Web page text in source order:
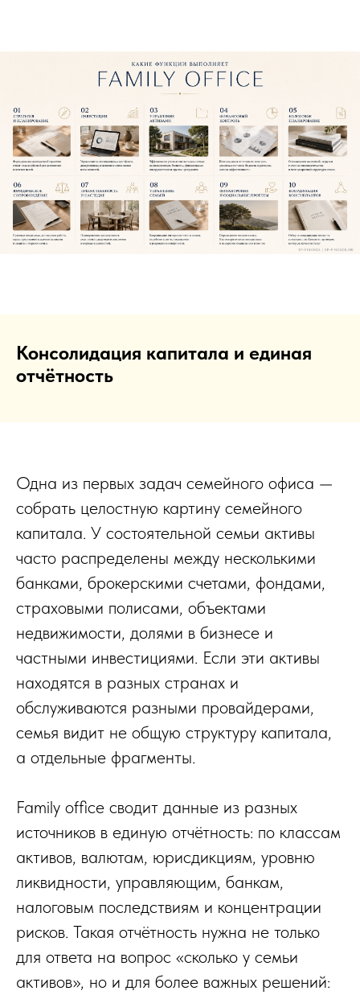
Консолидация капитала и единая
отчётность
Одна из первых задач семейного офиса —
собрать целостную картину семейного
капитала. У состоятельной семьи активы
часто распределены между несколькими
банками, брокерскими счетами, фондами,
страховыми полисами, объектами
недвижимости, долями в бизнесе и
частными инвестициями. Если эти активы
находятся в разных странах и
обслуживаются разными провайдерами,
семья видит не общую структуру капитала,
а отдельные фрагменты.
Family office сводит данные из разных
источников в единую отчётность: по классам
активов, валютам, юрисдикциям, уровню
ликвидности, управляющим, банкам,
налоговым последствиям и концентрации
рисков. Такая отчётность нужна не только
для ответа на вопрос «сколько у семьи
активов», но и для более важных решений: